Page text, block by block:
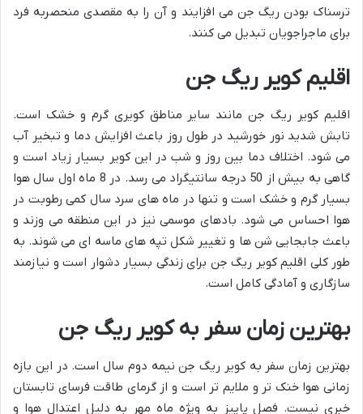
ترسناک بودن ریگ جن می افزایند و آن را به مقصدی منحصربه فرد
برای ماجراجویان تبدیل می کنند.
اقلیم کویر ریگ جن
اقلیم کویر ریگ جن مانند سایر مناطق کویری گرم و خشک است.
تابش شدید نور خورشید در طول روز باعث افزایش دما و تبخیر آب
می شود. اختلاف دما بین روز و شب در این کویر بسیار زیاد است و
گاهی به بیش از 50 درجه سانتیگراد می رسد. در 8 ماه اول سال هوا
بسیار گرم و خشک است و تنها در ماه های سرد سال کمی رطوبت در
هوا احساس می شود. بادهای موسمی نیز در این منطقه می وزند و
باعث جابجایی شن ها و تغییر شکل تپه های ماسه ای می شوند. به
طور کلی اقلیم کویر ریگ جن برای زندگی بسیار دشوار است و نیازمند
سازگاری و آمادگی کامل است.
بهترین زمان سفر به کویر ریگ جن
بهترین زمان سفر به کویر ریگ جن نیمه دوم سال است. در این بازه
زمانی هوا خنک تر و ملایم تر است و از گرمای طاقت فرسای تابستان
خبری نیست. فصل پاییز به ویژه ماه مهر به دلیل اعتدال هوا و